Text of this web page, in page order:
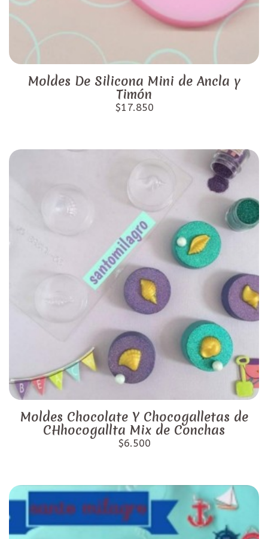
Moldes De Silicona Mini de Ancla y
Timón
$17.850
Moldes Chocolate Y Chocogalletas de
CHhocogallta Mix de Conchas
$6.500